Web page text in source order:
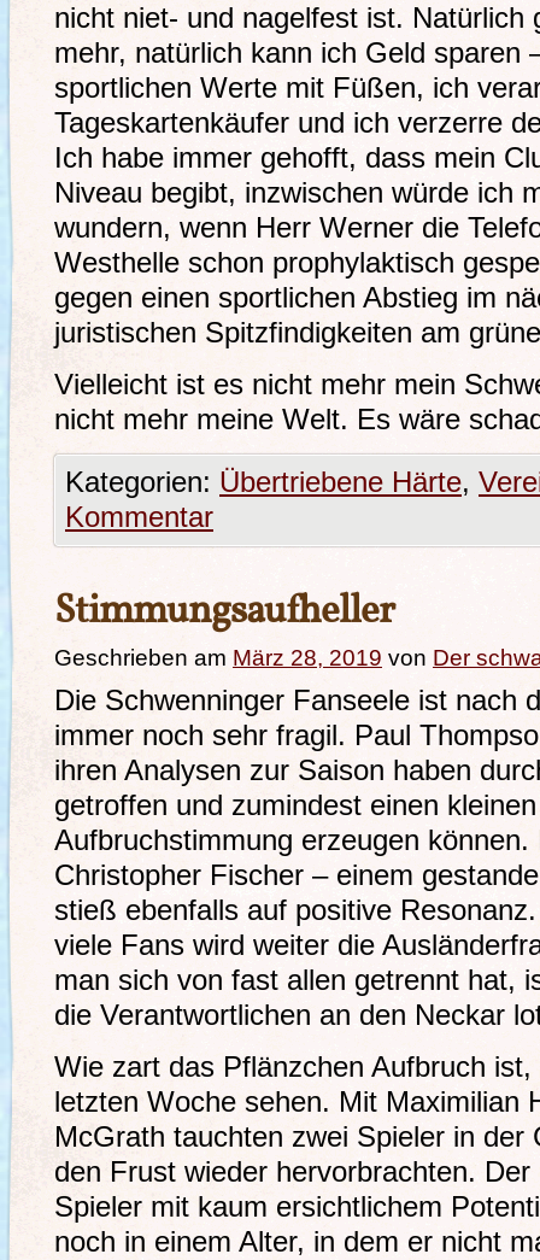
nicht niet- und nagelfest ist. Natürlich
mehr, natürlich kann ich Geld sparen
sportlichen Werte mit Füßen, ich
Tageskartenkäufer und ich verzerre
Ich habe immer gehofft, dass mein
Niveau begibt, inzwischen würde ich
wundern, wenn Herr Werner die
Westhelle schon prophylaktisch
gegen einen sportlichen Abstieg im
juristischen Spitzfindigkeiten am
Vielleicht ist es nicht mehr mein
nicht mehr meine Welt. Es wäre
Kategorien: Übertriebene Härte,
Kommentar
Stimmungsaufheller
Geschrieben am März 28, 2019 von Der
Die Schwenninger Fanseele ist nach
immer noch sehr fragil. Paul
ihren Analysen zur Saison haben
getroffen und zumindest einen
Aufbruchstimmung erzeugen
Christopher Fischer – einem
stieß ebenfalls auf positive
viele Fans wird weiter die
man sich von fast allen getrennt hat,
die Verantwortlichen an den Neckar
Wie zart das Pflänzchen Aufbruch
letzten Woche sehen. Mit Maximilian
McGrath tauchten zwei Spieler in der
den Frust wieder hervorbrachten.
Spieler mit kaum ersichtlichem
noch in einem Alter, in dem er nicht